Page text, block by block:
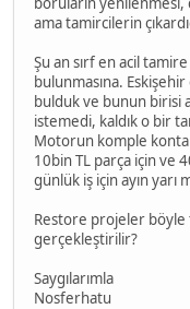
ama tamircilerin
Şu an sırf en acil
bulunmasına.
bulduk ve bunun birisi
istemedi, kaldık o bir
Motorun komple
10bin TL parça için ve
günlük iş için ayın yarı
Restore projeler böyle
gerçekleştirilir?
Saygılarımla
Nosferhatu